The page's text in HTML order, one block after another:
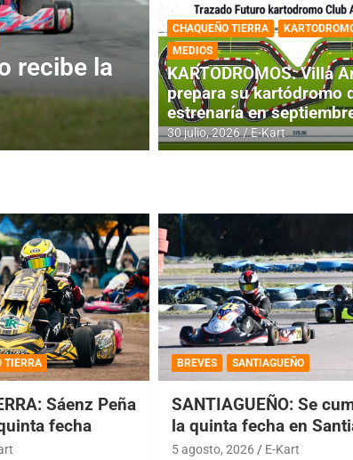
para la
DESTACADA INFORME CENTRAL
RMC BUENOS
histórica en
4 agosto, 2026 E-Kart
CHAQUEÑO TIERRA
MEDIOS
KARTODROMOS: Villa
prepara su kartódromo
estrenaría en
30 julio, 2026 E-Kart
TIERRA
Sáenz Peña
fecha
BREVES SANTIAGUEÑO
SANTIAGUEÑO: Se
la quinta fecha en
5 agosto, 2026 E-Kart